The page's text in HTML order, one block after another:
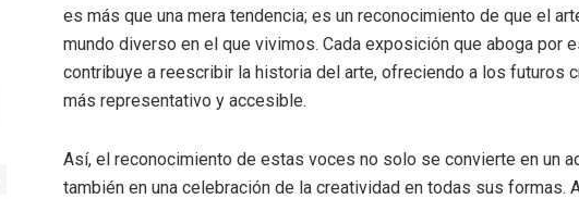
es más que una mera tendencia; es un reconocimiento de que el
mundo diverso en el que vivimos. Cada exposición que aboga por
contribuye a reescribir la historia del arte, ofreciendo a los futuros
más representativo y accesible.
Así, el reconocimiento de estas voces no solo se convierte en un
también en una celebración de la creatividad en todas sus formas.